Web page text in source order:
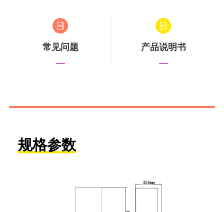
常见问题 产品说明书
规格参数